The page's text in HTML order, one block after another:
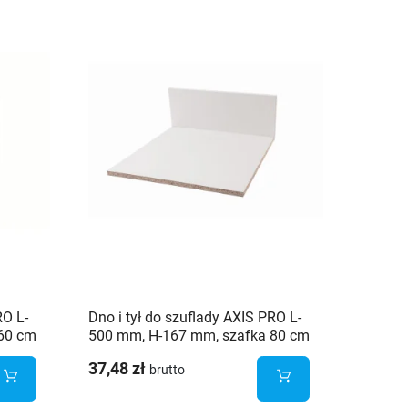
L-
cm
Dno i tył do szuflady AXIS PRO L-
500 mm, H-167 mm, szafka 80 cm
37,48 zł brutto